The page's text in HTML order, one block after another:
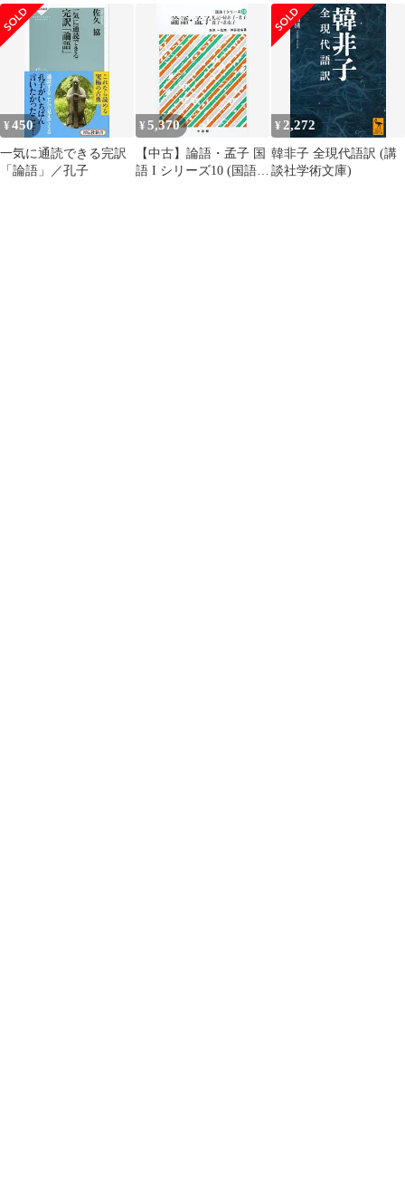
ズ） / 妹尾勇 / 新塔社
典文学大系 第3巻) / 木
村英一、鈴木喜一訳 .
藤堂明保 / 平凡社
¥450
一気に通読できる完訳
「論語」／孔子
¥5,370
【中古】論語・孟子 国
語 I シリーズ10 (国語I
¥ 2,272
韓非子 全現代語訳 (講
談社学術文庫)